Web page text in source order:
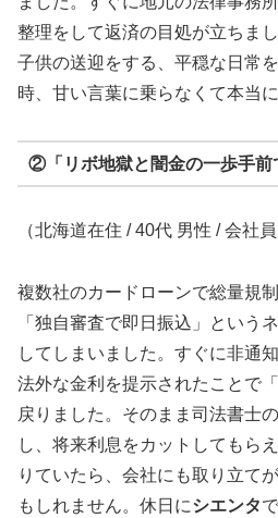
整理をして返済の目処が立ちま
子供の送迎をする、平穏な日常
時、甘い言葉に乗らなくて本当
②「リボ地獄と闇金の一歩手前
（北海道在住 / 40代 男性 / 会社員
複数社のカードローンで総量規
「独自審査で即日振込」という
してしまいました。すぐに非通
法外な金利を提示されたことで
戻りました。そのまま司法書士
し、将来利息をカットしてもら
りていたら、会社にも取り立て
もしれません。休日にシエンタ